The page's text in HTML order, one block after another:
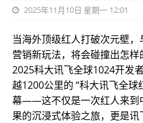
2025年11月10日 星期一 12:01
当海外顶级红人打破次元壁
营销新玩法，将会碰撞出怎
2025科大讯飞全球1024开发
越1200公里的 “科大讯飞全球
幕——这不仅是一次红人来到
果的沉浸式体验之旅，更是讯